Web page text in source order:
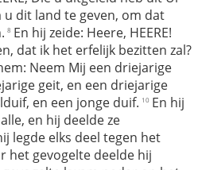
u dit land te geven, om dat
8 En hij zeide: Heere, HEERE!
dat ik het erfelijk bezitten zal?
Neem Mij een driejarige
geit, en een driejarige
en een jonge duif. 10 En hij
en hij deelde ze
legde elks deel tegen het
het gevogelte deelde hij